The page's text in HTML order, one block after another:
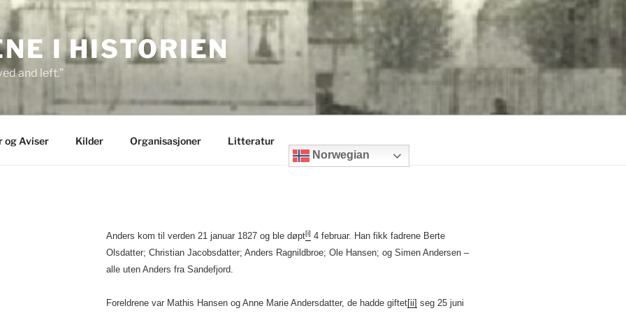
I HISTORIEN
and left.”
og Aviser Kilder Organisasjoner
Litteratur
Norwegian
Anders kom til verden 21 januar 1827 og ble døpt[i] 4 februar. Han fikk fadrene Berte
Olsdatter; Christian Jacobsdatter; Anders Ragnildbroe; Ole Hansen; og Simen Andersen –
alle uten Anders fra Sandefjord.
Foreldrene var Mathis Hansen og Anne Marie Andersdatter, de hadde giftet[ii] seg 25 juni